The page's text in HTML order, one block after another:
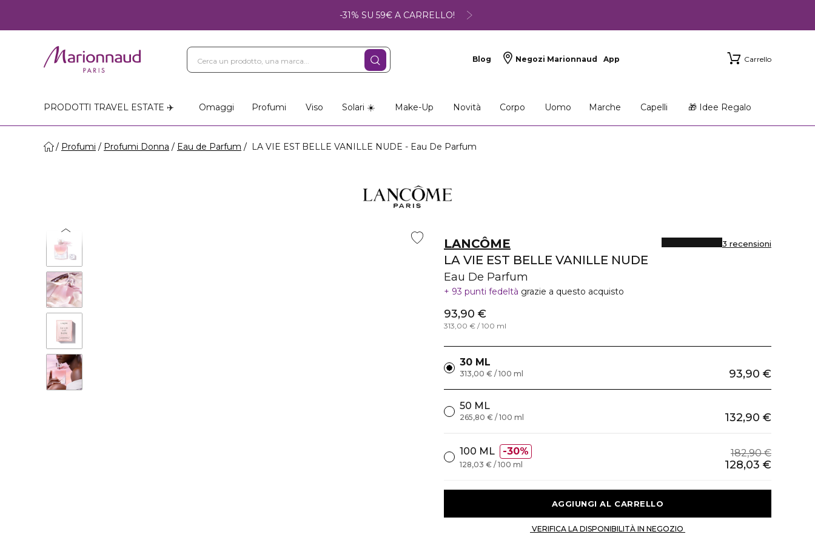
-31% SU 59€ A CARRELLO!
Blog Negozi Marionnaud App Carrello
PRODOTTI TRAVEL ESTATE ✈️ Omaggi Profumi Viso Solari ☀️ Make-Up Novità Corpo Uomo Marche Capelli 🎁 Idee Regalo
Profumi Profumi Donna Eau de Parfum LA VIE EST BELLE VANILLE NUDE - Eau De Parfum
LANCÔME
LA VIE EST BELLE VANILLE NUDE
Eau De Parfum
3 recensioni
93 punti fedeltà grazie a questo acquisto
93,90 €
313,00 € / 100 ml
30 ML
93,90 €
313,00 € / 100 ml
50 ML
132,90 €
265,80 € / 100 ml
100 ML 30% 182,90 €
128,03 €
128,03 € / 100 ml